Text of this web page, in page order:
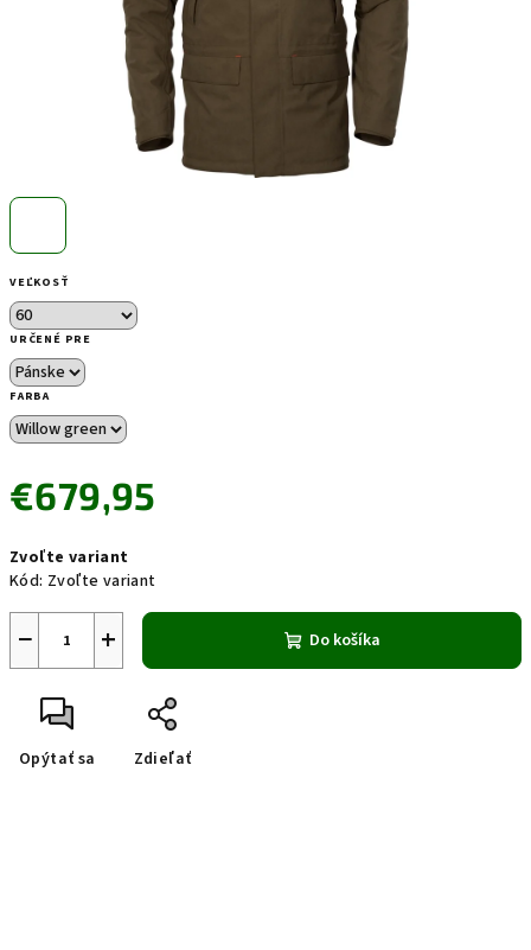
VEĽKOSŤ
URČENÉ PRE
FARBA
€679,95
cena:
Zvoľte variant
Kód: Zvoľte variant
+
− Do košíka
Opýtať sa Zdieľať